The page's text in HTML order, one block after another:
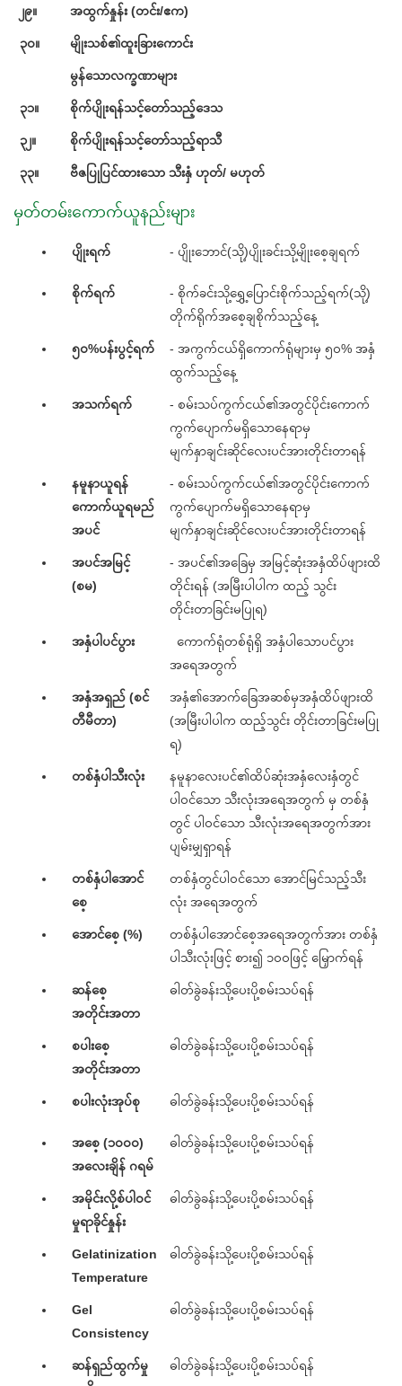
၂၉။ အထွက်နှုန်း (တင်း/ဧက)
၃၀။ မျိုးသစ်၏ထူးခြားကောင်း
မွန်သောလက္ခဏာများ
၃၁။ စိုက်ပျိုးရန်သင့်တော်သည့်ဒေသ
၃၂။ စိုက်ပျိုးရန်သင့်တော်သည့်ရာသီ
၃၃။ ဗီဇပြုပြင်ထားသော သီးနှံ ဟုတ်/ မဟုတ်
မှတ်တမ်းကောက်ယူနည်းများ
ပျိုးရက် - ပျိုးဘောင်(သို့)ပျိုးခင်းသို့မျိုးစေ့ချရက်
စိုက်ရက်
- စိုက်ခင်းသို့ရွှေ့ပြောင်းစိုက်သည့်ရက်(သို့)
တိုက်ရိုက်အစေ့ချစိုက်သည့်နေ့
၅၀%ပန်းပွင့်ရက်
- အကွက်ငယ်ရှိကောက်ရုံများမှ ၅၀% အနှံ
ထွက်သည့်နေ့
အသက်ရက်
- စမ်းသပ်ကွက်ငယ်၏အတွင်ပိုင်းကောက်
ကွက်ပျောက်မရှိသောနေရာမှ
မျက်နှာချင်းဆိုင်လေးပင်အားတိုင်းတာရန်
နမူနာယူရန်
ကောက်ယူရမည်
အပင်
- စမ်းသပ်ကွက်ငယ်၏အတွင်ပိုင်းကောက်
ကွက်ပျောက်မရှိသောနေရာမှ
မျက်နှာချင်းဆိုင်လေးပင်အားတိုင်းတာရန်
အပင်အမြင့်
(စမ)
- အပင်၏အခြေမှ အမြင့်ဆုံးအနှံထိပ်ဖျားထိ
တိုင်းရန် (အမြီးပါပါက ထည့် သွင်း
တိုင်းတာခြင်းမပြုရ)
အနှံပါပင်ပွား
ကောက်ရုံတစ်ရုံရှိ အနှံပါသောပင်ပွား
အရေအတွက်
အနှံအရှည် (စင်
တီမီတာ)
အနှံ၏အောက်ခြေအဆစ်မှအနှံထိပ်ဖျားထိ
(အမြီးပါပါက ထည့်သွင်း တိုင်းတာခြင်းမပြု
ရ)
တစ်နှံပါသီးလုံး
နမူနာလေးပင်၏ထိပ်ဆုံးအနှံလေးနှံတွင်
ပါဝင်သော သီးလုံးအရေအတွက် မှ တစ်နှံ
တွင် ပါဝင်သော သီးလုံးအရေအတွက်အား
ပျမ်းမျှရှာရန်
တစ်နှံပါအောင်
စေ့
တစ်နှံတွင်ပါဝင်သော အောင်မြင်သည့်သီး
လုံး အရေအတွက်
အောင်စေ့ (%)
တစ်နှံပါအောင်စေ့အရေအတွက်အား တစ်နှံ
ပါသီးလုံးဖြင့် စား၍ ၁၀၀ဖြင့် မြှောက်ရန်
ဆန်စေ့
အတိုင်းအတာ
ဓါတ်ခွဲခန်းသို့ပေးပို့စမ်းသပ်ရန်
စပါးစေ့
အတိုင်းအတာ
ဓါတ်ခွဲခန်းသို့ပေးပို့စမ်းသပ်ရန်
စပါးလုံးအုပ်စု ဓါတ်ခွဲခန်းသို့ပေးပို့စမ်းသပ်ရန်
အစေ့ (၁၀၀၀)
အလေးချိန် ဂရမ်
ဓါတ်ခွဲခန်းသို့ပေးပို့စမ်းသပ်ရန်
အမိုင်းလို့စ်ပါဝင်
မှုရာခိုင်နှုန်း
ဓါတ်ခွဲခန်းသို့ပေးပို့စမ်းသပ်ရန်
Gelatinization
Temperature
ဓါတ်ခွဲခန်းသို့ပေးပို့စမ်းသပ်ရန်
Gel
Consistency
ဓါတ်ခွဲခန်းသို့ပေးပို့စမ်းသပ်ရန်
ဆန်ရှည်ထွက်မှု
ဓါတ်ခွဲခန်းသို့ပေးပို့စမ်းသပ်ရန်